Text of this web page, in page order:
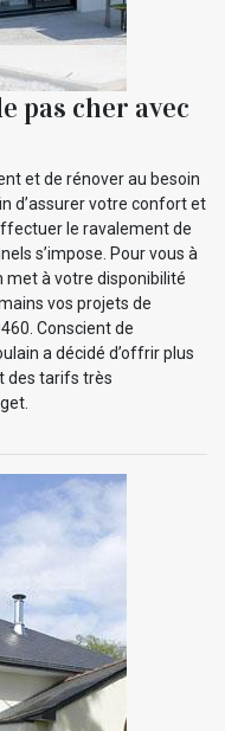
pas cher avec
et de rénover au besoin
d’assurer votre confort et
le ravalement de
s’impose. Pour vous à
met à votre disponibilité
vos projets de
Conscient de
a décidé d’offrir plus
des tarifs très